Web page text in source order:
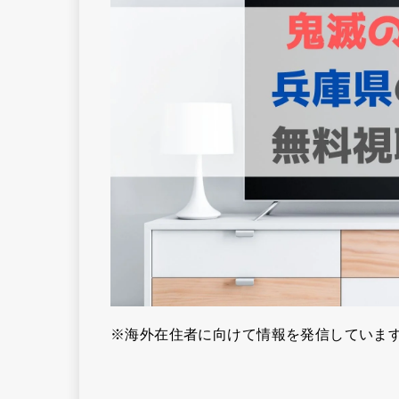
※海外在住者に向けて情報を発信していま